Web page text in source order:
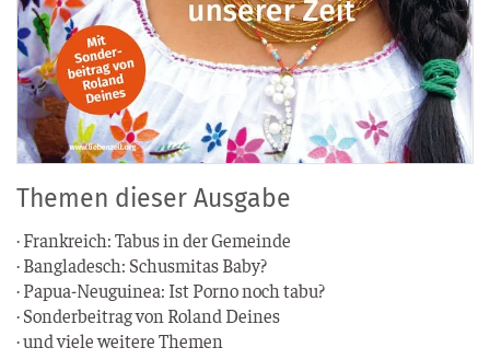
Themen dieser Ausgabe
· Frank­reich: Tabus in der Gemeinde
· Ban­gla­desch: Schus­mi­t­as Baby?
· Papua-Neu­gui­nea: Ist Por­no noch tabu?
· Son­der­bei­trag von Roland Deines
· und vie­le wei­te­re Themen